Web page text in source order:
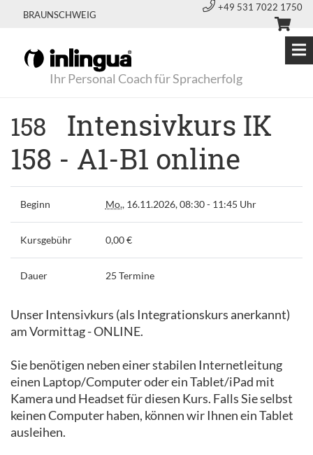
BRAUNSCHWEIG
+49 531 7022 1750
Ihr Personal Coach für Spracherfolg
158 Intensivkurs IK
158 - A1-B1 online
Beginn Mo., 16.11.2026, 08:30 - 11:45 Uhr
Kursgebühr 0,00 €
Dauer 25 Termine
Unser Intensivkurs (als Integrationskurs anerkannt)
am Vormittag - ONLINE.
Sie benötigen neben einer stabilen Internetleitung
einen Laptop/Computer oder ein Tablet/iPad mit
Kamera und Headset für diesen Kurs. Falls Sie selbst
keinen Computer haben, können wir Ihnen ein Tablet
ausleihen.